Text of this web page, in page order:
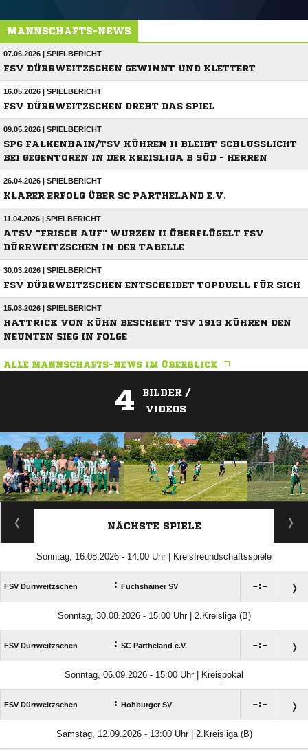
MANNSCHAFTS-NEWS
07.06.2026 | SPIELBERICHT
FSV DÜRRWEITZSCHEN GEWINNT UND KLETTERT
16.05.2026 | SPIELBERICHT
FSV DÜRRWEITZSCHEN DREHT DAS SPIEL
09.05.2026 | SPIELBERICHT
SPG FALKENHAIN/TSV KÜHREN II BLEIBT SCHLUSSLICHT
BEI GEGENTOREN IN DER KREISLIGA B SÜD - HERREN
26.04.2026 | SPIELBERICHT
KLARER ERFOLG ÜBER SC PARTHELAND E.V.
11.04.2026 | SPIELBERICHT
ATSV "FRISCH AUF" WURZEN II ÜBERFLÜGELT FSV
DÜRRWEITZSCHEN IN DER TABELLE
30.03.2026 | SPIELBERICHT
FSV DÜRRWEITZSCHEN ENTSCHEIDET TOPDUELL FÜR SICH
15.03.2026 | SPIELBERICHT
HATTRICK VON KÜHN BESCHERT TSV 1913 KÜHREN DEN
NEUNTEN SIEG IN FOLGE
ALLE MANNSCHAFTS-NEWS IM ÜBERBLICK
4
BILDER /
VIDEOS
ANZEIGE
NÄCHSTE SPIELE
Sonntag, 16.08.2026 - 14:00 Uhr | Kreisfreundschaftsspiele
FSV Dürrweitzschen : Fuchshainer SV :
Sonntag, 30.08.2026 - 15:00 Uhr | 2.Kreisliga (B)
FSV Dürrweitzschen : SC Partheland e.V. :
Sonntag, 06.09.2026 - 15:00 Uhr | Kreispokal
FSV Dürrweitzschen : Hohburger SV :
Samstag, 12.09.2026 - 13:00 Uhr | 2.Kreisliga (B)